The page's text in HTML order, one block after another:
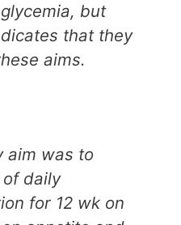
but
that they
aims.
aim was to
daily
for 12 wk on